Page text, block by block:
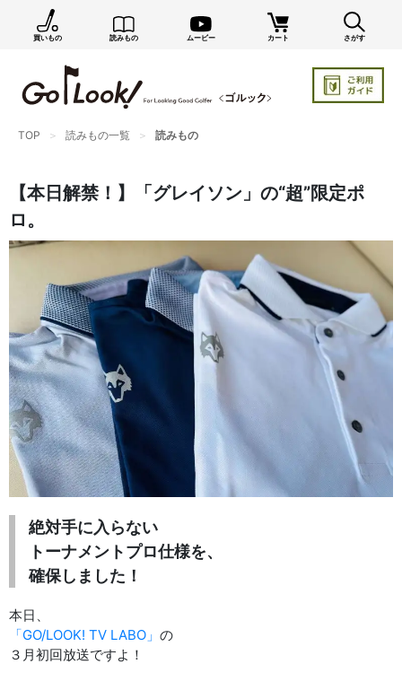
買いもの 読みもの ムービー カート さがす
TOP 読みもの一覧 読みもの
【本日解禁！】「グレイソン」の“超”限定ポ
ロ。
絶対手に入らない
トーナメントプロ仕様を、
確保しました！
本日、
「GO/LOOK! TV LABO」 の
３月初回放送ですよ！
×
GO/LOOK! からのお知らせ（受信設定）
新商品情報や編集部のオススメ、オトクな情報・買い
まだご登録でない方はぜひ！
編集部セレクトのスタイル提案・お得情報（ダイレクトメール）
お知らせを受け取る
いつでもメール内のリンクから配信停止できます